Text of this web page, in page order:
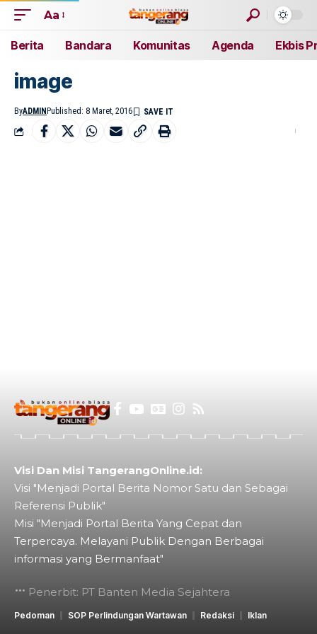
Aa
Berita Bandara Komunitas Agenda Ekbis
image
ByADMIN Published: 8 Maret, 2016
Visi Dan Misi TangerangOnline.id:
Visi "Menjadi Portal Berita Nomor Satu dan Sebagai
Referensi Publik"
Misi "Menjadi Portal Berita Yang Cepat dan
Terpercaya. Melayani Publik Dengan Berbagai
informasi yang Bermanfaat"
Penerbit: PT Banten Media Sejahtera
Pedoman SOP Perlindungan Wartawan Redaksi Iklan